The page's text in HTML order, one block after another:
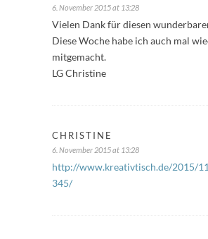
6. November 2015 at 13:28
Vielen Dank für diesen
Diese Woche habe ich auch mal
mitgemacht.
LG Christine
CHRISTINE
6. November 2015 at 13:28
http://www.kreativtisch.de/2015/
345/